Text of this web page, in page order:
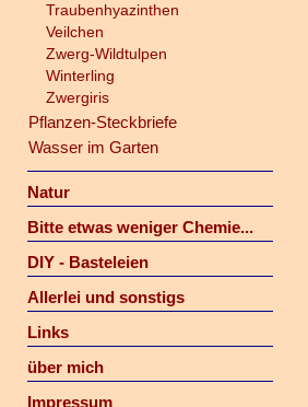
Traubenhyazinthen
Veilchen
Zwerg-Wildtulpen
Winterling
Zwergiris
Pflanzen-Steckbriefe
Wasser im Garten
Natur
Bitte etwas weniger Chemie...
DIY - Basteleien
Allerlei und sonstigs
Links
über mich
Impressum